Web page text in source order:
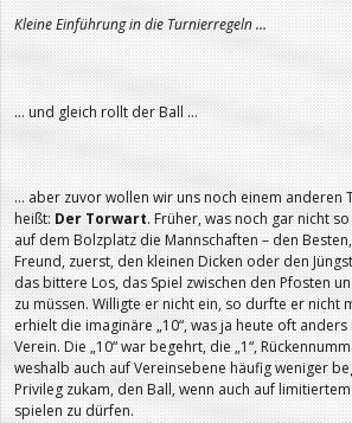
Kleine Einführung in die Turnierregeln …
… und gleich rollt der Ball …
… aber zuvor wollen wir uns noch einem anderen
heißt: Der Torwart. Früher, was noch gar nicht
auf dem Bolzplatz die Mannschaften – den
Freund, zuerst, den kleinen Dicken oder den
das bittere Los, das Spiel zwischen den Pfosten
zu müssen. Willigte er nicht ein, so durfte er nicht
erhielt die imaginäre „10“, was ja heute oft
Verein. Die „10“ war begehrt, die „1“,
weshalb auch auf Vereinsebene häufig weniger
Privileg zukam, den Ball, wenn auch auf
spielen zu dürfen.